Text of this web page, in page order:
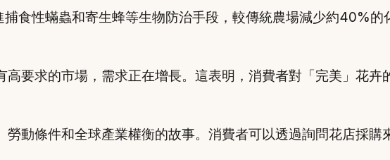
捕食性蟎蟲和寄生蜂等生物防治手段，較傳統農場減少約40%
要求的市場，需求正在增長。這表明，消費者對「完美」花卉
動條件和全球產業權衡的故事。消費者可以透過詢問花店採購